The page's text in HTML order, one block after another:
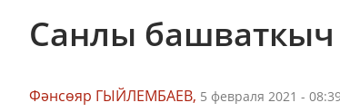
Санлы башваткыч
Фәнсөяр ГЫЙЛЕМБАЕВ, 5 февраля 2021 -